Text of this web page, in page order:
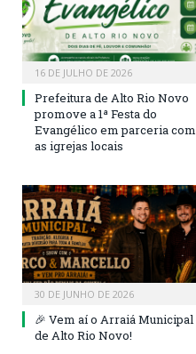
16 DE JULHO DE 2026
Prefeitura de Alto Rio Novo
promove a 1ª Festa do
Evangélico em parceria com
as igrejas locais
30 DE JUNHO DE 2026
🎉 Vem aí o Arraiá Municipal
de Alto Rio Novo!